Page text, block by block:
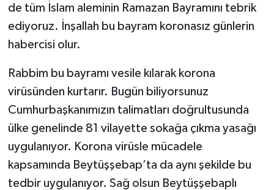
de tüm İslam aleminin Ramazan Bayramını tebrik
ediyoruz. İnşallah bu bayram koronasız günlerin
habercisi olur.
Rabbim bu bayramı vesile kılarak korona
virüsünden kurtarır. Bugün biliyorsunuz
Cumhurbaşkanımızın talimatları doğrultusunda
ülke genelinde 81 vilayette sokağa çıkma yasağı
uygulanıyor. Korona virüsle mücadele
kapsamında Beytüşşebap’ta da aynı şekilde bu
tedbir uygulanıyor. Sağ olsun Beytüşşebaplı